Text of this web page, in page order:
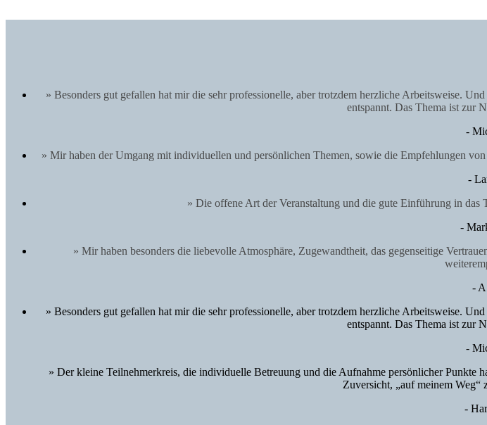
» Besonders gut gefallen hat mir die sehr professionelle, aber trotzdem herzliche Arbeitsweise.
entspannt. Das Thema ist zur
-
» Mir haben der Umgang mit individuellen und persönlichen Themen, sowie die Empfehlungen
-
» Die offene Art der Veranstaltung und die gute Einführung in
-
» Mir haben besonders die liebevolle Atmosphäre, Zugewandtheit, das gegenseitige
-
» Besonders gut gefallen hat mir die sehr professionelle, aber trotzdem herzliche Arbeitsweise.
entspannt. Das Thema ist zur
-
» Der kleine Teilnehmerkreis, die individuelle Betreuung und die Aufnahme persönlicher Punkte
Zuversicht, „auf meinem Weg“
-